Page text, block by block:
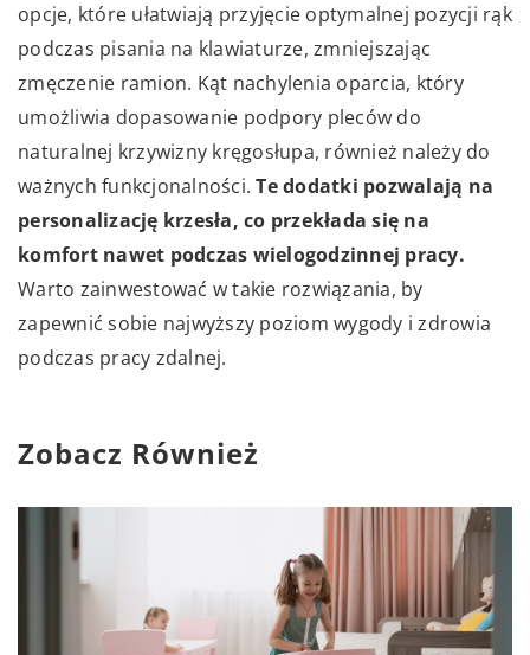
opcje, które ułatwiają przyjęcie optymalnej pozycji rąk
podczas pisania na klawiaturze, zmniejszając
zmęczenie ramion. Kąt nachylenia oparcia, który
umożliwia dopasowanie podpory pleców do
naturalnej krzywizny kręgosłupa, również należy do
ważnych funkcjonalności.Te dodatki pozwalają na
personalizację krzesła, co przekłada się na
komfort nawet podczas wielogodzinnej pracy.
Warto zainwestować w takie rozwiązania, by
zapewnić sobie najwyższy poziom wygody i zdrowia
podczas pracy zdalnej.
Zobacz Również